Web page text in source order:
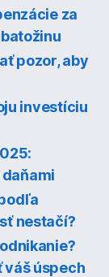
za
pozor, aby
investíciu
nestačí?
váš úspech